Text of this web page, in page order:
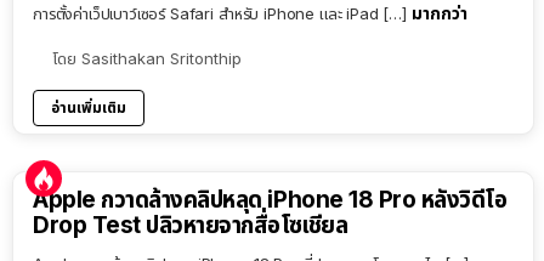
การตั้งค่าเว็ปเบาว์เซอร์ Safari สำหรับ iPhone และ iPad […] มากกว่า
โดย Sasithakan Sritonthip
อ่านเพิ่มเติม
Apple กวาดล้างคลิปหลุด iPhone 18 Pro หลังวิดีโอ
Drop Test ปลิวหายจากสื่อโซเชียล